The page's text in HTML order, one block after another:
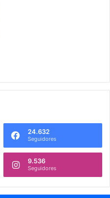
24.632
Seguidores
9.536
Seguidores